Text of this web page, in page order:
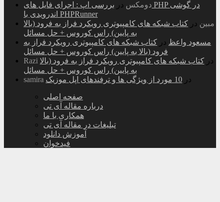
دومکس در بررسی اپ : اجرای فایل های PHP در گوشی
اندرویدی با PHPRunner
مبین در کتاب شبکه های کامپیوتری رویکرد فراز به فرود (بالا
به پایین) راس کوروس + حل مسائل
مسعود واعظ در کتاب شبکه های کامپیوتری رویکرد فراز به
فرود (بالا به پایین) راس کوروس + حل مسائل
Razi
در کتاب شبکه های کامپیوتری رویکرد فراز به فرود (بالا
به پایین) راس کوروس + حل مسائل
samira
در 10 مورد از ویژگی ها و ترفندهای اپل موزیک
صفحه اصلی
درباره مقاله آی تی
همکاری با ما
تبلیغات در مقاله آی تی
آموزش دانلود
فیدخوان